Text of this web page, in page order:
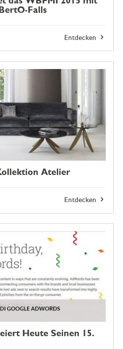
Falls
Entdecken
Atelier
Entdecken
Heute Seinen 15.